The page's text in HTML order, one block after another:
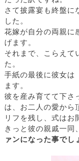
さて披露宴も終盤に
した。
花嫁が自分の両親に
げます。
それまで、こらえて
た。
手紙の最後に彼女は
ます。
彼を産み育てて下さ
は、お二人の愛から
リフを残し、式はお
きっと彼の親戚一同、
ァンになった事でし